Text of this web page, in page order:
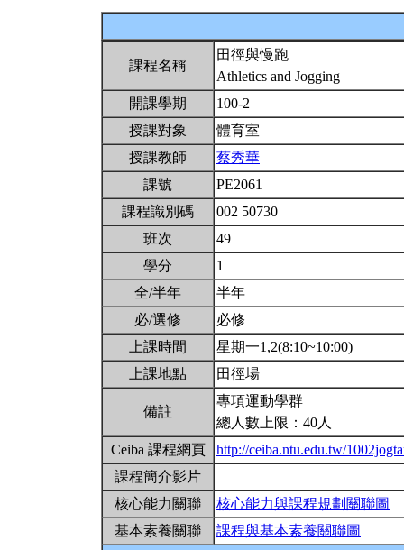
課程名稱
田徑與慢跑
Athletics and Jogging
開課學期
100-2
授課對象
體育室
授課教師
蔡秀華
課號
PE2061
課程識別碼
002 50730
班次
49
學分
1
全/半年
半年
必/選修
必修
上課時間
星期一1,2(8:10~10:00)
上課地點
田徑場
備註
專項運動學群
總人數上限：40人
Ceiba 課程網頁
http://ceiba.ntu.edu.tw/
課程簡介影片
核心能力關聯
核心能力與課程規劃關聯圖
基本素養關聯
課程與基本素養關聯圖